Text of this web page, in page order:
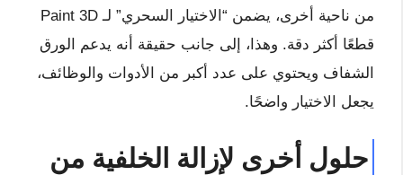
من ناحية أخرى، يضمن “الاختيار السحري” لـ Paint 3D
قطعًا أكثر دقة. وهذا، إلى جانب حقيقة أنه يدعم الورق
الشفاف ويحتوي على عدد أكبر من الأدوات والوظائف،
يجعل الاختيار واضحًا.
حلول أخرى لإزالة الخلفية من